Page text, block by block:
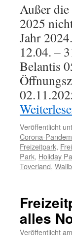
Außer
2025
Jahr
12.04. –
Belantis
Veröffentlicht
Corona-
Freizeitpark,
Park, Holiday
Toverland,
alles
Veröffentlicht am